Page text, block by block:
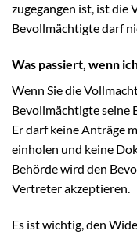
zugegangen ist, ist die
Bevollmächtigte darf
Was passiert, wenn
Wenn Sie die
Bevollmächtigte seine
Er darf keine Anträge
einholen und keine
Behörde wird den
Vertreter akzeptieren.
Es ist wichtig, den